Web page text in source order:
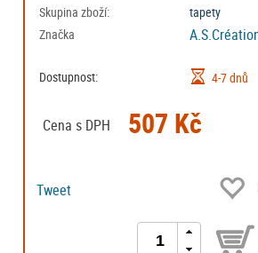
Skupina zboží:
tapety
Značka
Dostupnost: 4-7 dnů
Cena s DPH 507 Kč
Tweet